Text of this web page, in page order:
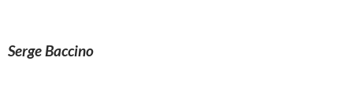
Serge Baccino